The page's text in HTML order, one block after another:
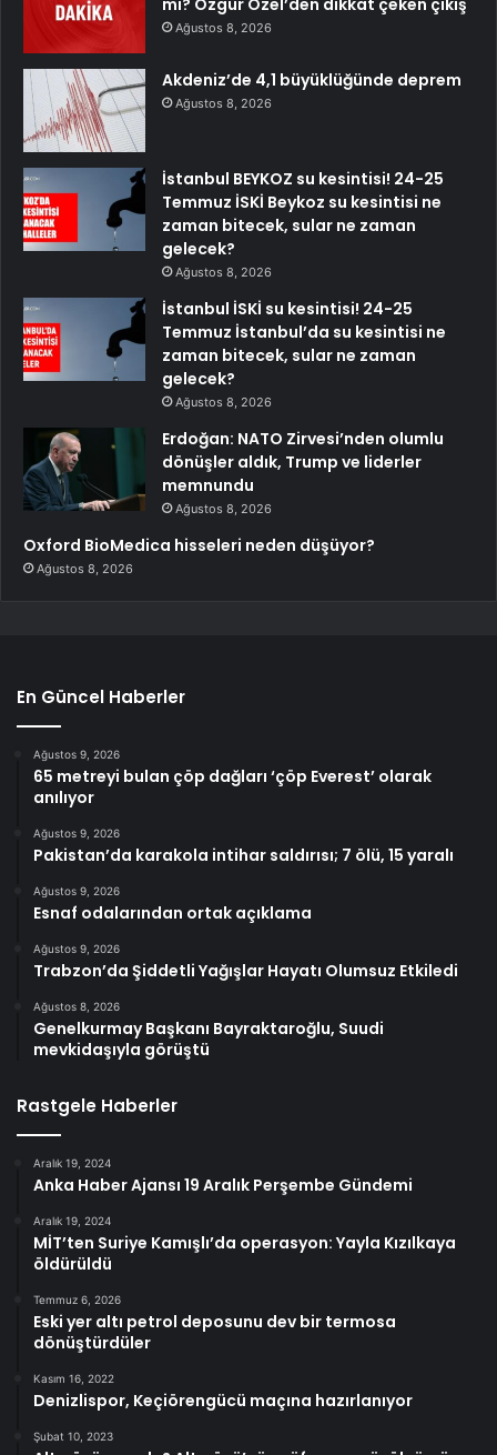
Ağustos 8, 2026
Akdeniz’de 4,1 büyüklüğünde deprem
Ağustos 8, 2026
İstanbul BEYKOZ su kesintisi! 24-25
Temmuz İSKİ Beykoz su kesintisi ne
zaman bitecek, sular ne zaman
gelecek?
Ağustos 8, 2026
İstanbul İSKİ su kesintisi! 24-25
Temmuz İstanbul’da su kesintisi ne
zaman bitecek, sular ne zaman
gelecek?
Ağustos 8, 2026
Erdoğan: NATO Zirvesi’nden olumlu
dönüşler aldık, Trump ve liderler
memnundu
Ağustos 8, 2026
Oxford BioMedica hisseleri neden düşüyor?
Ağustos 8, 2026
En Güncel Haberler
Ağustos 9, 2026
65 metreyi bulan çöp dağları ‘çöp Everest’ olarak
anılıyor
Ağustos 9, 2026
Pakistan’da karakola intihar saldırısı; 7 ölü, 15 yaralı
Ağustos 9, 2026
Esnaf odalarından ortak açıklama
Ağustos 9, 2026
Trabzon’da Şiddetli Yağışlar Hayatı Olumsuz Etkiledi
Ağustos 8, 2026
Genelkurmay Başkanı Bayraktaroğlu, Suudi
mevkidaşıyla görüştü
Rastgele Haberler
Aralık 19, 2024
Anka Haber Ajansı 19 Aralık Perşembe Gündemi
Aralık 19, 2024
MİT’ten Suriye Kamışlı’da operasyon: Yayla Kızılkaya
öldürüldü
Temmuz 6, 2026
Eski yer altı petrol deposunu dev bir termosa
dönüştürdüler
Kasım 16, 2022
Denizlispor, Keçiörengücü maçına hazırlanıyor
Şubat 10, 2023